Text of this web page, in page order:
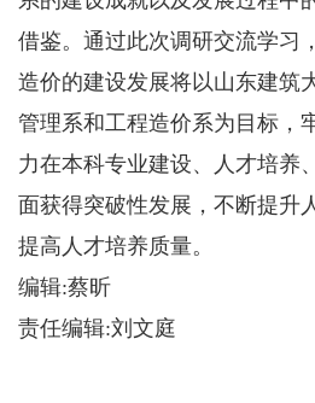
借鉴。通过此次调研交流学习
造价的建设发展将以山东建筑
管理系和工程造价系为目标，
力在本科专业建设、人才培养
面获得突破性发展，不断提升
提高人才培养质量。
编辑:蔡昕
责任编辑:刘文庭